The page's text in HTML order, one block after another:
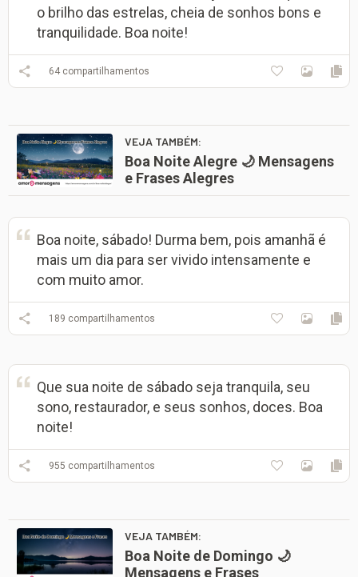
o brilho das estrelas, cheia de sonhos bons e
tranquilidade. Boa noite!
64 compartilhamentos
VEJA TAMBÉM:
Boa Noite Alegre 🌙 Mensagens
e Frases Alegres
Boa noite, sábado! Durma bem, pois amanhã é
mais um dia para ser vivido intensamente e
com muito amor.
189 compartilhamentos
Que sua noite de sábado seja tranquila, seu
sono, restaurador, e seus sonhos, doces. Boa
noite!
955 compartilhamentos
VEJA TAMBÉM:
Boa Noite de Domingo 🌙
Mensagens e Frases